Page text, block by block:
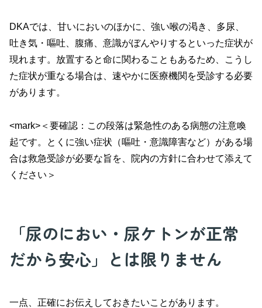
DKAでは、甘いにおいのほかに、強い喉の渇き、多尿、
吐き気・嘔吐、腹痛、意識がぼんやりするといった症状が
現れます。放置すると命に関わることもあるため、こうし
た症状が重なる場合は、速やかに医療機関を受診する必要
があります。
<mark>＜要確認：この段落は緊急性のある病態の注意喚
起です。とくに強い症状（嘔吐・意識障害など）がある場
合は救急受診が必要な旨を、院内の方針に合わせて添えて
ください＞
「尿のにおい・尿ケトンが正常
だから安心」とは限りません
一点、正確にお伝えしておきたいことがあります。